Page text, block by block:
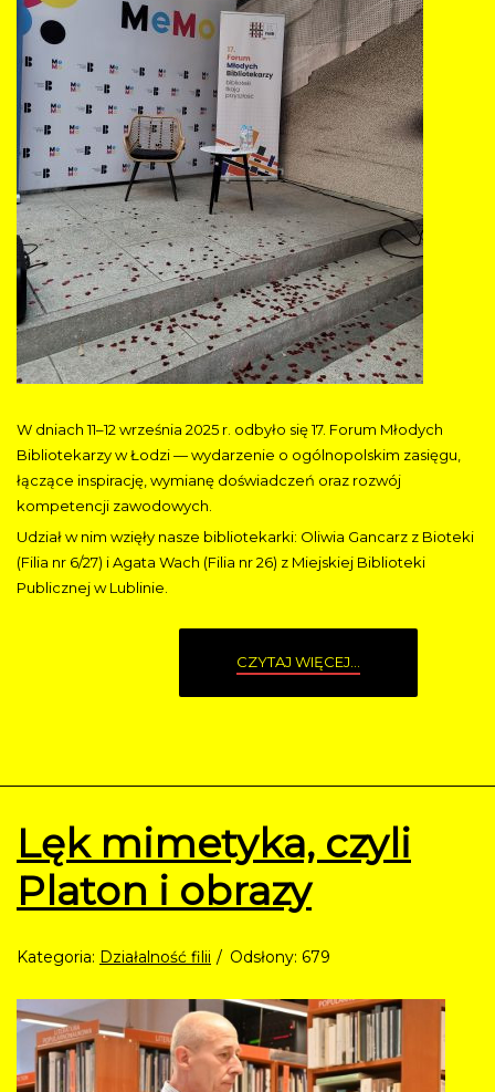
W dniach 11–12 września 2025 r. odbyło się 17. Forum Młodych
Bibliotekarzy w Łodzi — wydarzenie o ogólnopolskim zasięgu,
łączące inspirację, wymianę doświadczeń oraz rozwój
kompetencji zawodowych.
Udział w nim wzięły nasze bibliotekarki: Oliwia Gancarz z Bioteki
(Filia nr 6/27) i Agata Wach (Filia nr 26) z Miejskiej Biblioteki
Publicznej w Lublinie.
CZYTAJ WIĘCEJ...
Lęk mimetyka, czyli
Platon i obrazy
Kategoria: Działalność filii Odsłony: 679